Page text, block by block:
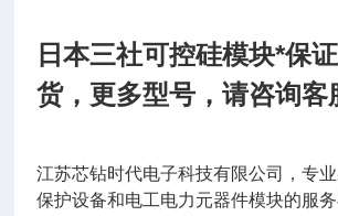
日本三社可控硅模块*保
货，更多型号，请咨询客
江苏芯钻时代电子科技有限公司，专
保护设备和电工电力元器件模块的服